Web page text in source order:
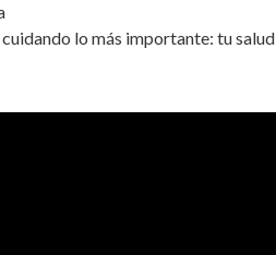
lo más importante: tu salud